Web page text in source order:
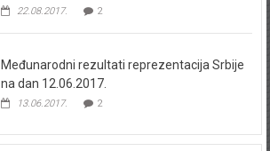
22.08.2017. 2
Međunarodni rezultati reprezentacija Srbije
na dan 12.06.2017.
13.06.2017. 2